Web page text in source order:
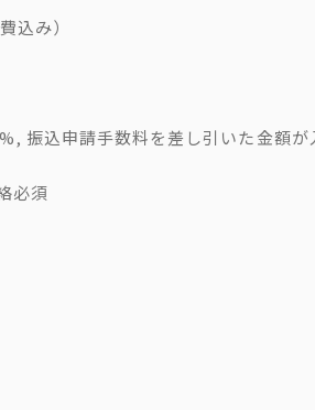
込み）
振込申請手数料を差し引いた金額が
必須